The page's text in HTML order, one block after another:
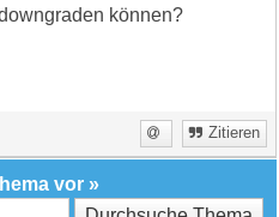
können?
Zitieren
vor »